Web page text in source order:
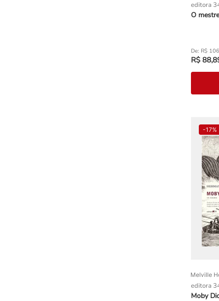
editora
O
R$ 106
R$ 88,
-17%
Melville
editora
Moby